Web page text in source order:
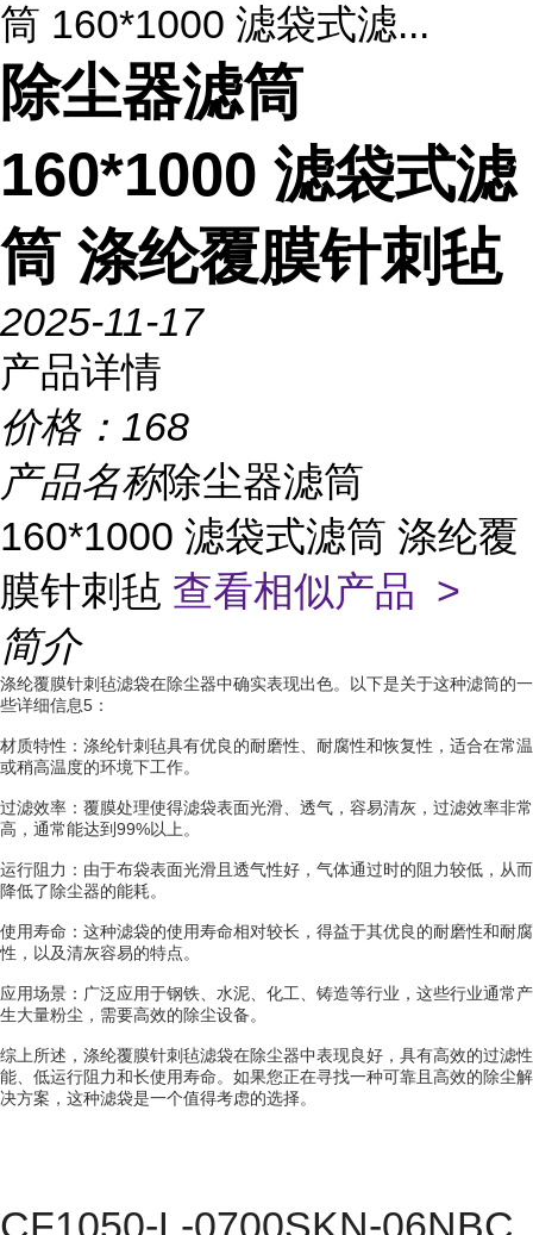
筒 160*1000 滤袋式滤...
除尘器滤筒
160*1000 滤袋式滤
筒 涤纶覆膜针刺毡
2025-11-17
产品详情
价格： 168
产品名称除尘器滤筒
160*1000 滤袋式滤筒 涤纶覆
膜针刺毡 查看相似产品 >
简介
涤纶覆膜针刺毡滤袋在除尘器中确实表现出色。以下是关于这种滤筒的一
些详细信息5：
材质特性：涤纶针刺毡具有优良的耐磨性、耐腐性和恢复性，适合在常温
或稍高温度的环境下工作。
过滤效率：覆膜处理使得滤袋表面光滑、透气，容易清灰，过滤效率非常
高，通常能达到99%以上。
运行阻力：由于布袋表面光滑且透气性好，气体通过时的阻力较低，从而
降低了除尘器的能耗。
使用寿命：这种滤袋的使用寿命相对较长，得益于其优良的耐磨性和耐腐
性，以及清灰容易的特点。
应用场景：广泛应用于钢铁、水泥、化工、铸造等行业，这些行业通常产
生大量粉尘，需要高效的除尘设备。
综上所述，涤纶覆膜针刺毡滤袋在除尘器中表现良好，具有高效的过滤性
能、低运行阻力和长使用寿命。如果您正在寻找一种可靠且高效的除尘解
决方案，这种滤袋是一个值得考虑的选择。
CF1050-L-0700SKN-06NBC